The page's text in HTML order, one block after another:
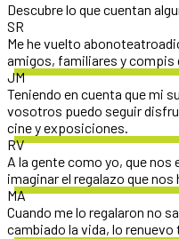
Descubre lo que cuentan
SR
Me he vuelto
amigos, familiares y compis
JM
Teniendo en cuenta que mi
vosotros puedo seguir
cine y exposiciones.
RV
A la gente como yo, que
imaginar el regalazo que
MA
Cuando me lo regalaron no
cambiado la vida, lo